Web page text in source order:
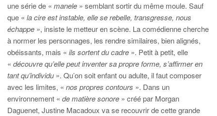
une série de « manele » semblant sortir du même moule. Sauf
que « la cire est instable, elle se rebelle, transgresse, nous
échappe », insiste le metteur en scène. La comédienne cherche
à normer les personnages, les rendre similaires, bien alignés,
obéissants, mais « ils sortent du cadre ». Petit à petit, elle
« découvre qu’elle peut inventer sa propre forme, s’affirmer en
tant qu’individu ». Qu’on soit enfant ou adulte, il faut composer
avec les limites, « nos propres contours ». Dans un
environnement « de matière sonore » créé par Morgan
Daguenet, Justine Macadoux va se recouvrir de cette grande